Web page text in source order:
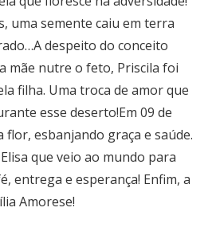
uma semente caiu em terra
despeito do conceito
mãe nutre o feto, Priscila foi
filha. Uma troca de amor que
esse deserto!Em 09 de
flor, esbanjando graça e saúde.
que veio ao mundo para
entrega e esperança! Enfim, a
Amorese!